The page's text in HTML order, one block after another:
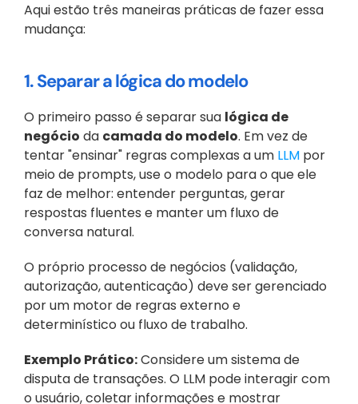
Aqui estão três maneiras práticas de fazer essa
mudança:
1. Separar a lógica do modelo
O primeiro passo é separar sua lógica de
negócio da camada do modelo. Em vez de
tentar "ensinar" regras complexas a um LLM por
meio de prompts, use o modelo para o que ele
faz de melhor: entender perguntas, gerar
respostas fluentes e manter um fluxo de
conversa natural.
O próprio processo de negócios (validação,
autorização, autenticação) deve ser gerenciado
por um motor de regras externo e
determinístico ou fluxo de trabalho.
Exemplo Prático: Considere um sistema de
disputa de transações. O LLM pode interagir com
o usuário, coletar informações e mostrar